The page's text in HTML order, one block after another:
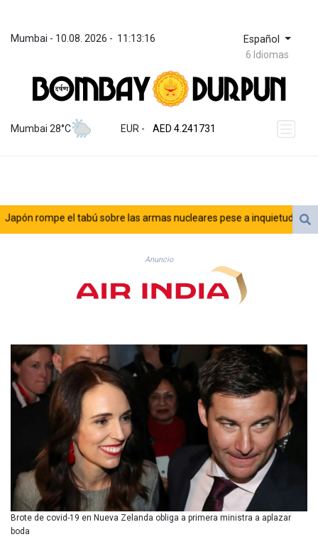
Mumbai - 10.08. 2026 - 11:13:16 Español
6 Idiomas
Mumbai 28°C EUR -
ZWL 371.909301
AED 4.241731
AFN 76.801983
ARS 1724.902945
AUD 1.636183
AZN 1.952715
BAM 1.954437
BBD 2.320072
BDT 142.590531
BMD 1.154999
BND 1.47607
BOB 13.69045
BRL 5.871903
BSD 1.151891
BTN 109.610691
BWP 15.548087
BYN 3.429992
BYR 22637.986149
BZD 2.316674
CAD 1.612385
CDF 2613.184708
rompe el tabú sobre las armas nucleares pese a inquietud de
Anuncio
Brote de covid-19 en Nueva Zelanda obliga a primera ministra a aplazar
boda